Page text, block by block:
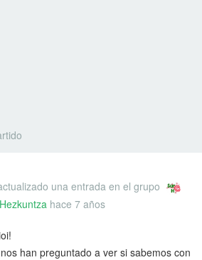
una entrada en el grupo
hace 7 años
han preguntado a ver si sabemos con